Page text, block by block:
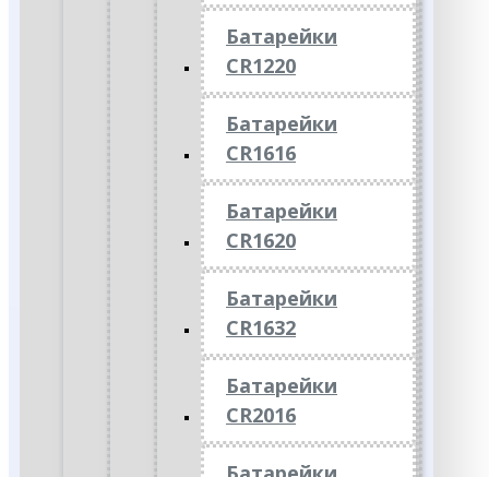
Батарейки
CR1220
Батарейки
CR1616
Батарейки
CR1620
Батарейки
CR1632
Батарейки
CR2016